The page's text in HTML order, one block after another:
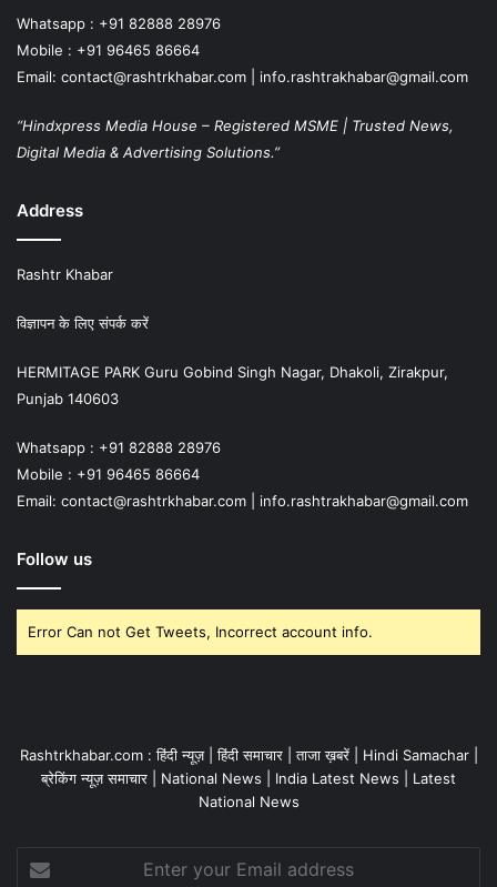
Whatsapp : +91 82888 28976
Mobile : +91 96465 86664
Email: contact@rashtrkhabar.com | info.rashtrakhabar@gmail.com
“Hindxpress Media House – Registered MSME | Trusted News,
Digital Media & Advertising Solutions.”
Address
Rashtr Khabar
विज्ञापन के लिए संपर्क करें
HERMITAGE PARK Guru Gobind Singh Nagar, Dhakoli, Zirakpur,
Punjab 140603
Whatsapp : +91 82888 28976
Mobile : +91 96465 86664
Email: contact@rashtrkhabar.com | info.rashtrakhabar@gmail.com
Follow us
Error Can not Get Tweets, Incorrect account info.
Rashtrkhabar.com : हिंदी न्यूज़ | हिंदी समाचार | ताजा ख़बरें | Hindi Samachar |
ब्रेकिंग न्यूज़ समाचार | National News | India Latest News | Latest
National News
your